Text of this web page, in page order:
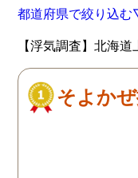
都道府県で絞り込
【浮気調査】北海
そよか